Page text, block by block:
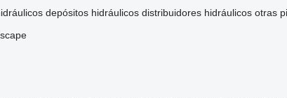
depósitos hidráulicos distribuidores hidráulicos otras